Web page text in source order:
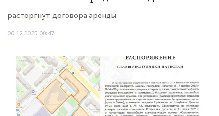
расторгнут договора аренды
06.12.2025 00:47